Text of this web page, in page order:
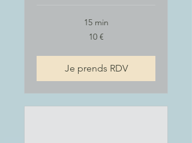
15 min
10 €
Je prends RDV